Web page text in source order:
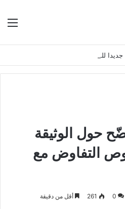
للمنتخب التونسي !!
حول الوثيقة
التفاوض مع
0
261 أقل من دقيقة